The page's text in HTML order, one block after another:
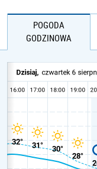
POGODA
GODZINOWA